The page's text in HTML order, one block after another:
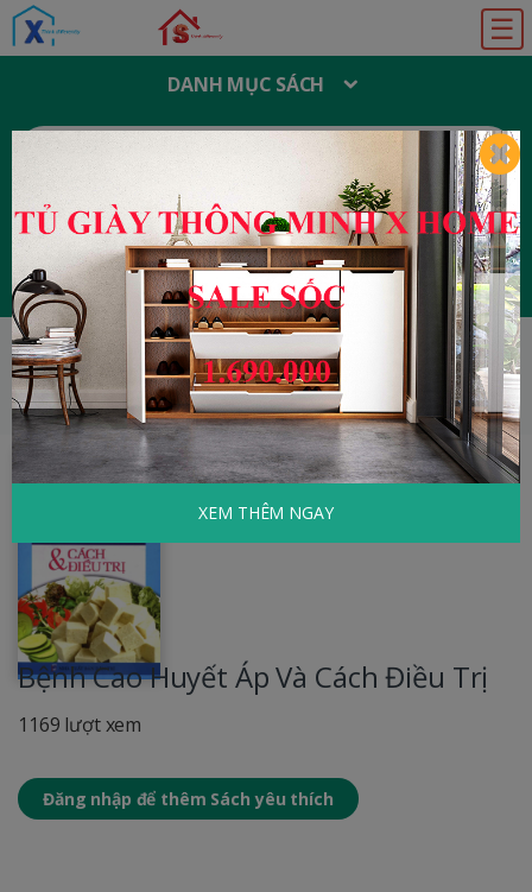
☰
DANH MỤC SÁCH
T
M
I
:
Đăng ký Đăng nhập
HOME Y Học - Sức Khỏe
Bệnh Cao Huyết
Áp Và Cách Điều Trị
Bệnh Cao Huyết Áp Và Cách Điều Trị
1169 lượt xem
Đăng nhập để thêm Sách yêu thích
XEM THÊM NGAY